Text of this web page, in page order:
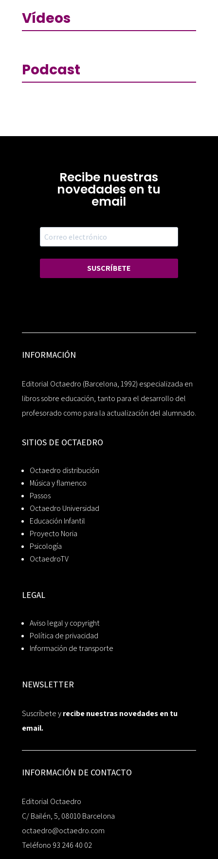
Vídeos
Podcast
Recibe nuestras
novedades en tu
email
SUSCRÍBETE
INFORMACIÓN
Editorial Octaedro (Barcelona, 1992) especializada en
libros sobre educación, tanto para el desarrollo del
profesorado como para la actualización del alumnado.
SITIOS DE OCTAEDRO
Octaedro distribución
Música y flamenco
Passos
Octaedro Universidad
Educación Infantil
Proyecto Noria
Psicología
OctaedroTV
LEGAL
Aviso legal y copyright
Política de privacidad
Información de transporte
NEWSLETTER
Suscríbete yrecibe nuestras novedades en tu
email.
INFORMACIÓN DE CONTACTO
Editorial Octaedro
C/ Bailén, 5, 08010 Barcelona
octaedro@octaedro.com
Teléfono 93 246 40 02